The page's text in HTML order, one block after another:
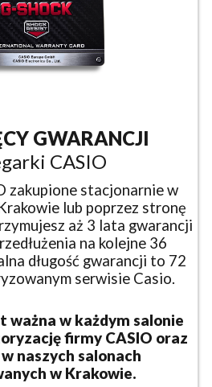
GWARANCJI
CASIO
zakupione stacjonarnie w
lub poprzez stronę
aż 3 lata gwarancji
na kolejne 36
długość gwarancji to 72
serwisie Casio.
ważna w każdym salonie
firmy CASIO oraz
naszych salonach
w Krakowie.